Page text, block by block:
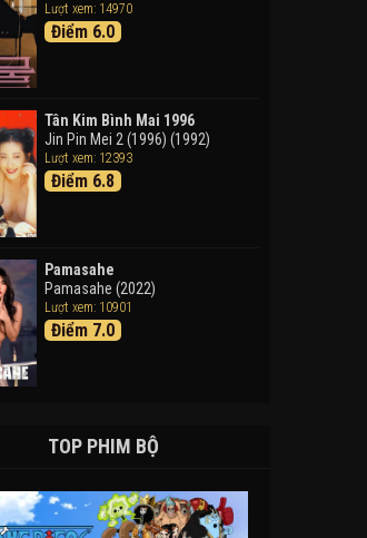
Lượt xem: 14970
Điểm 6.0
Tân Kim Bình Mai 1996
Jin Pin Mei 2 (1996) (1992)
Lượt xem: 12393
Điểm 6.8
Pamasahe
Pamasahe (2022)
Lượt xem: 10901
Điểm 7.0
TOP PHIM BỘ